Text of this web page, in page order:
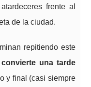
frente al
de la ciudad.
repitiendo este
convierte una tarde
y final (casi siempre